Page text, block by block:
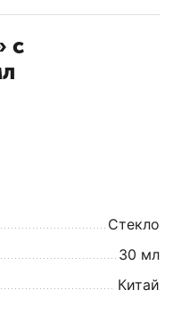
с
Стекло
30 мл
Китай